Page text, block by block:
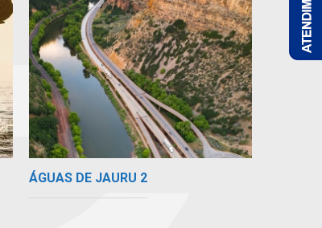
ÁGUAS DE JAURU 2